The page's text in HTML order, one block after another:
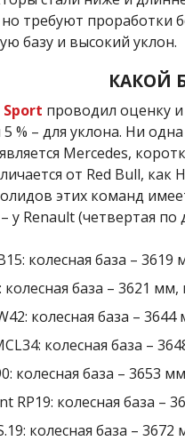
требуют проработки
базу и высокий уклон.
КАКОЙ
проводил оценку и
5 % – для уклона. Ни
Mercedes,
от Red Bull, как
этих команд
Renault (четвертая по
колесная база –
колесная база – 3621
колесная база –
колесная база –
колесная база – 3653
RP19: колесная база –
колесная база –